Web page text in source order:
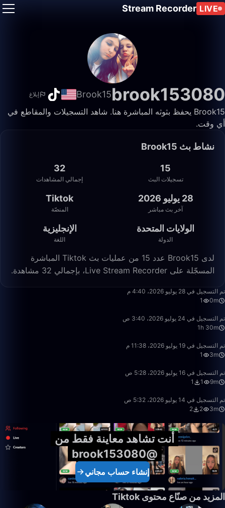
LIVE
Stream Recorder
brook153080
Brook15 إبلاغ
Brook15 يحفظ بثوثه المباشرة هنا. شاهد التسجيلات والمقاطع في
أي وقت.
نشاط بث Brook15
15
تسجيلات البث
32
إجمالي المشاهدات
28 يوليو 2026
آخر بث مباشر
Tiktok
المنصّة
الولايات المتحدة
الدولة
الإنجليزية
اللغة
لدى Brook15 عدد 15 من عمليات بث Tiktok المباشرة
المسجّلة على Live Stream Recorder، بإجمالي 32 مشاهدة.
تم التسجيل في 28 يوليو 2026، 4:40 م
0m
1
1:30:56
تم التسجيل في 24 يوليو 2026، 3:40 ص
1h 30m
3:32
تم التسجيل في 19 يوليو 2026، 11:38 م
3m
1
9:48
تم التسجيل في 16 يوليو 2026، 5:28 ص
9m
1
1
3:38
تم التسجيل في 14 يوليو 2026، 5:32 ص
3m
2
2
أنت تشاهد معاينة فقط من
@brook153080
إنشاء حساب مجاني
المزيد من صنّاع محتوى Tiktok